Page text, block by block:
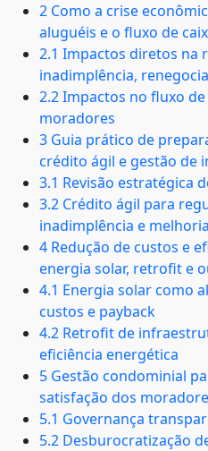
2 Como a crise
aluguéis e o fluxo de
2.1 Impactos diretos na
inadimplência,
2.2 Impactos no fluxo
moradores
3 Guia prático de
crédito ágil e gestão de
3.1 Revisão estratégica
3.2 Crédito ágil para
inadimplência e
4 Redução de custos e
energia solar, retrofit e
4.1 Energia solar como
custos e payback
4.2 Retrofit de
eficiência energética
5 Gestão condominial
satisfação dos
5.1 Governança
5.2 Desburocratização